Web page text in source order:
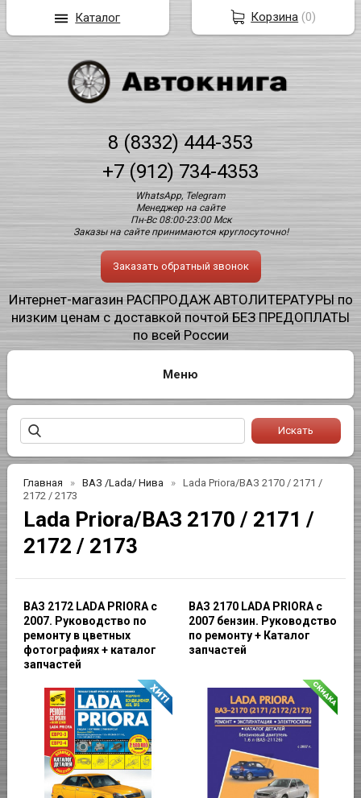
8 (8332) 444-353
+7 (912) 734-4353
WhatsApp, Telegram
Менеджер на сайте
Пн-Вс 08:00-23:00 Мск
Заказы на сайте принимаются круглосуточно!
Заказать обратный звонок
Интернет-магазин РАСПРОДАЖ АВТОЛИТЕРАТУРЫ по
низким ценам с доставкой почтой БЕЗ ПРЕДОПЛАТЫ
по всей России
Главная ВАЗ /Lada/ Нива
Lada Priora/ВАЗ 2170 / 2171 /
2172 / 2173
Lada Priora/ВАЗ 2170 / 2171 /
2172 / 2173
ВАЗ 2172 LADA PRIORA с
2007. Руководство по
ремонту в цветных
фотографиях + каталог
запчастей
ВАЗ 2170 LADA PRIORA с
2007 бензин. Руководство
по ремонту + Каталог
запчастей
Корзина (0)
Каталог